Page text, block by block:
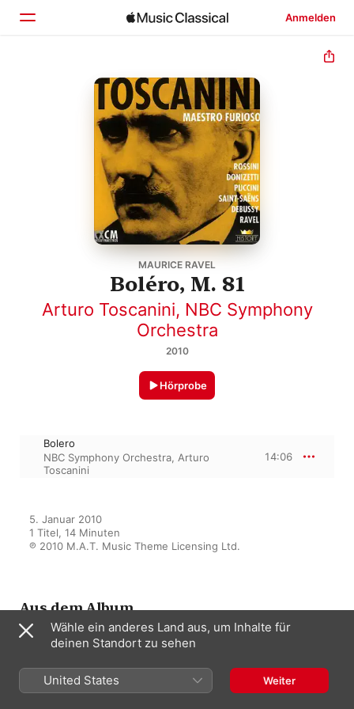
Anmelden
Startseite
Entdecken
MAURICE RAVEL
Boléro, M. 81
Arturo Toscanini, NBC Symphony
Orchestra
2010
Hörprobe
Bolero
NBC Symphony Orchestra, Arturo
Toscanini
14:06
5. Januar 2010
1 Titel, 14 Minuten
℗ 2010 M.A.T. Music Theme Licensing Ltd.
Aus dem Album
Arturo Toscanini Vol. 5
Arturo Toscanini
Wähle ein anderes Land aus, um Inhalte für
deinen Standort zu sehen
United States Weiter